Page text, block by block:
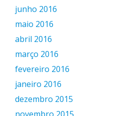
junho 2016
maio 2016
abril 2016
março 2016
fevereiro 2016
janeiro 2016
dezembro 2015